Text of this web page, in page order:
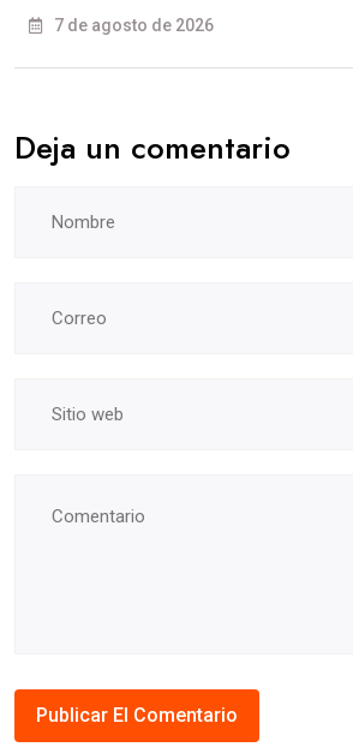
7 de agosto de 2026
Deja un comentario